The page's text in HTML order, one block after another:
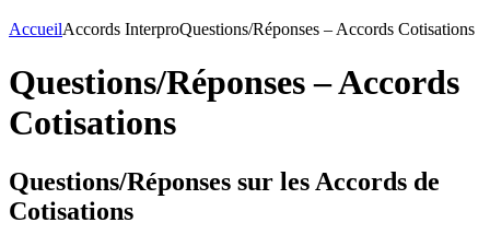
AccueilAccords InterproQuestions/Réponses – Accords Cotisations
Questions/Réponses – Accords
Cotisations
Questions/Réponses sur les Accords de
Cotisations